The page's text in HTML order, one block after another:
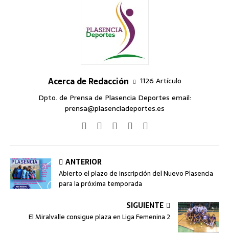
Acerca de Redacción
1126 Artículo
Dpto. de Prensa de Plasencia Deportes email:
prensa@plasenciadeportes.es
ANTERIOR
Abierto el plazo de inscripción del Nuevo Plasencia
para la próxima temporada
SIGUIENTE
El Miralvalle consigue plaza en Liga Femenina 2